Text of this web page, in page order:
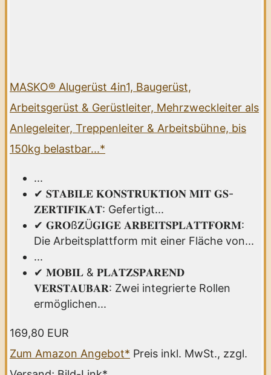
MASKO® Alugerüst 4in1, Baugerüst,
Arbeitsgerüst & Gerüstleiter, Mehrzweckleiter als
Anlegeleiter, Treppenleiter & Arbeitsbühne, bis
150kg belastbar...*
...
✔ 𝐒𝐓𝐀𝐁𝐈𝐋𝐄 𝐊𝐎𝐍𝐒𝐓𝐑𝐔𝐊𝐓𝐈𝐎𝐍 𝐌𝐈𝐓 𝐆𝐒-
𝐙𝐄𝐑𝐓𝐈𝐅𝐈𝐊𝐀𝐓: Gefertigt...
✔ 𝐆𝐑𝐎ß𝐙Ü𝐆𝐈𝐆𝐄 𝐀𝐑𝐁𝐄𝐈𝐓𝐒𝐏𝐋𝐀𝐓𝐓𝐅𝐎𝐑𝐌:
Die Arbeitsplattform mit einer Fläche von...
...
✔ 𝐌𝐎𝐁𝐈𝐋 & 𝐏𝐋𝐀𝐓𝐙𝐒𝐏𝐀𝐑𝐄𝐍𝐃
𝐕𝐄𝐑𝐒𝐓𝐀𝐔𝐁𝐀𝐑: Zwei integrierte Rollen
ermöglichen...
169,80 EUR
Zum Amazon Angebot* Preis inkl. MwSt., zzgl.